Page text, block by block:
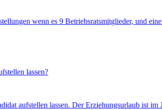
wenn es 9 Betriebsratsmitglieder, und
lassen?
aufstellen lassen. Der Erziehungsurlaub ist